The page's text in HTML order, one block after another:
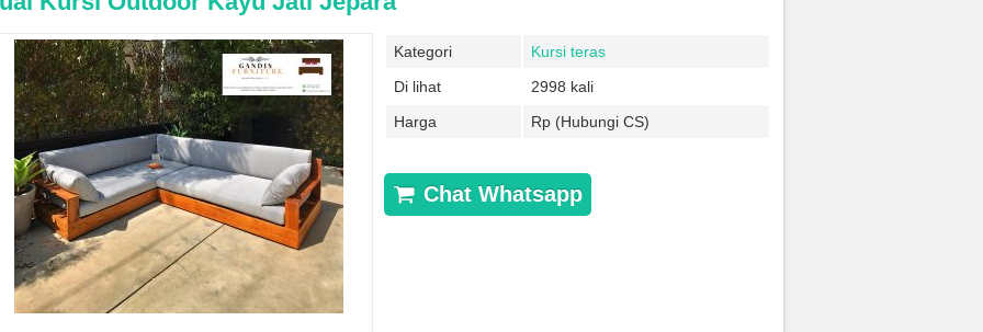
Kategori
Kursi teras
Di lihat
2998 kali
Harga
Rp (Hubungi CS)
Chat Whatsapp